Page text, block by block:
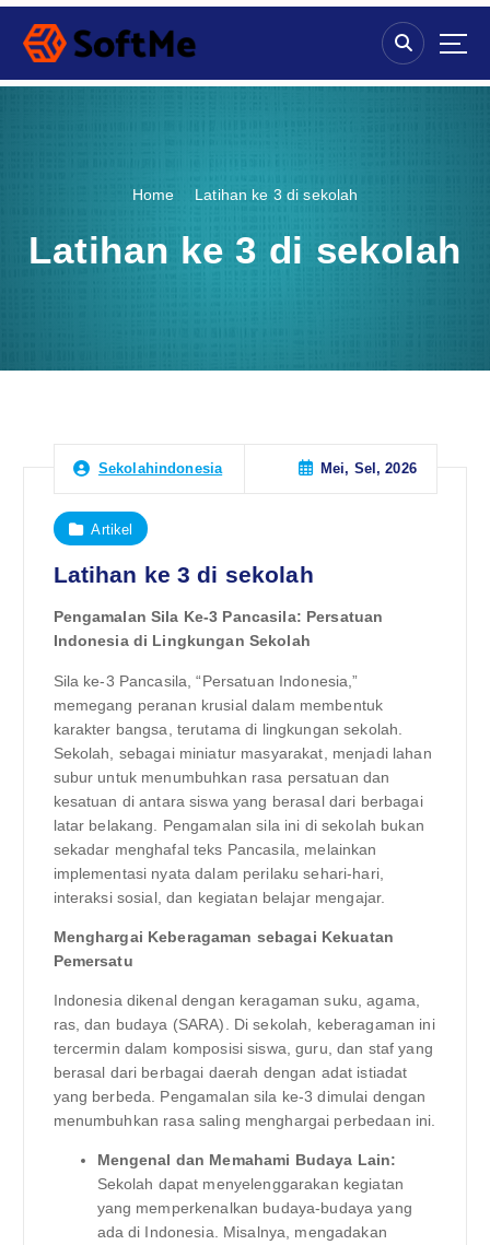
S
p
Home Latihan ke 3 di sekolah
Latihan ke 3 di sekolah
Sekolahindonesia Mei, Sel, 2026
Artikel
Latihan ke 3 di sekolah
Pengamalan Sila Ke-3 Pancasila: Persatuan
Indonesia di Lingkungan Sekolah
Sila ke-3 Pancasila, “Persatuan Indonesia,”
memegang peranan krusial dalam membentuk
karakter bangsa, terutama di lingkungan sekolah.
Sekolah, sebagai miniatur masyarakat, menjadi lahan
subur untuk menumbuhkan rasa persatuan dan
kesatuan di antara siswa yang berasal dari berbagai
latar belakang. Pengamalan sila ini di sekolah bukan
sekadar menghafal teks Pancasila, melainkan
implementasi nyata dalam perilaku sehari-hari,
interaksi sosial, dan kegiatan belajar mengajar.
Menghargai Keberagaman sebagai Kekuatan
Pemersatu
Indonesia dikenal dengan keragaman suku, agama,
ras, dan budaya (SARA). Di sekolah, keberagaman ini
tercermin dalam komposisi siswa, guru, dan staf yang
berasal dari berbagai daerah dengan adat istiadat
yang berbeda. Pengamalan sila ke-3 dimulai dengan
menumbuhkan rasa saling menghargai perbedaan ini.
Mengenal dan Memahami Budaya Lain:
Sekolah dapat menyelenggarakan kegiatan
yang memperkenalkan budaya-budaya yang
ada di Indonesia. Misalnya, mengadakan